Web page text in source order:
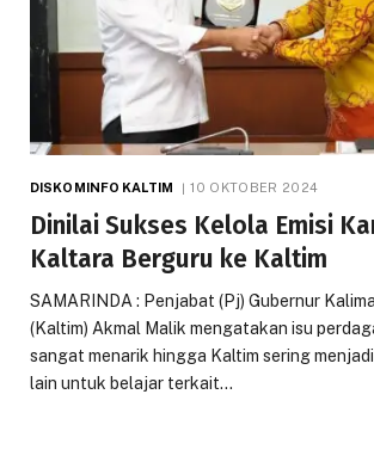
DISKOMINFO KALTIM 10 OKTOBER 2024
Dinilai Sukses Kelola Emisi
Kaltara Berguru ke Kaltim
SAMARINDA : Penjabat (Pj) Gubernur
(Kaltim) Akmal Malik mengatakan isu
sangat menarik hingga Kaltim sering
lain untuk belajar terkait…